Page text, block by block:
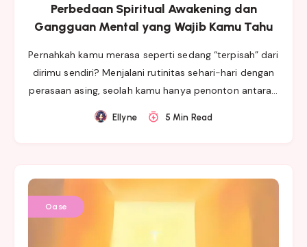
Perbedaan Spiritual Awakening dan
Gangguan Mental yang Wajib Kamu Tahu
Pernahkah kamu merasa seperti sedang “terpisah” dari
dirimu sendiri? Menjalani rutinitas sehari-hari dengan
perasaan asing, seolah kamu hanya penonton antara…
Ellyne 5 Min Read
Oase